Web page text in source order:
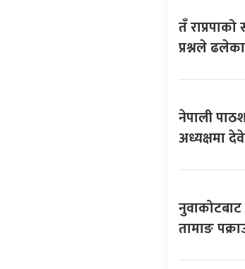
तँ
प्रश्नले
नेपाली
अध्यक्षमा
तामाङ